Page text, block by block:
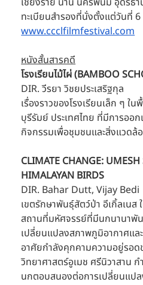
ทะเบียนสำรองที่นั่งตั้งแต่วันที่
www.ccclfilmfestival.com
หนังสั้นสารคดี
โรงเรียนไม้ไผ่ (BAMBOO
DIR. วีรยา วิชยประเสริฐกุล
เรื่องราวของโรงเรียนเล็ก ๆ
บุรีรัมย์ ประเทศไทย ที่มีการออ
กิจกรรมเพื่อชุมชนและสิ่งแวดล้
CLIMATE CHANGE:
HIMALAYAN BIRDS
DIR. Bahar Dutt, Vijay Bedi
เขตรักษาพันธุ์สัตว์ป่า อีเกิ้ลเนส
สถานที่มหัศจรรย์ที่มีนกนานาพั
เปลี่ยนแปลงสภาพภูมิอากาศแ
อาศัยกำลังคุกคามความอยู่รอ
วิทยาศาสตร์อูเมช ศรีนิวาสาน
นกตอบสนองต่อการเปลี่ยนแปล